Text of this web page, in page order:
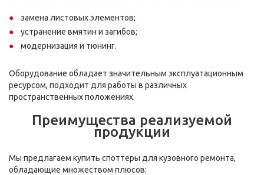
замена листовых элементов;
устранение вмятин и загибов;
модернизация и тюнинг.
Оборудование обладает значительным эксплуатационным
ресурсом, подходит для работы в различных
пространственных положениях.
Преимущества реализуемой
продукции
Мы предлагаем купить споттеры для кузовного ремонта,
обладающие множеством плюсов: